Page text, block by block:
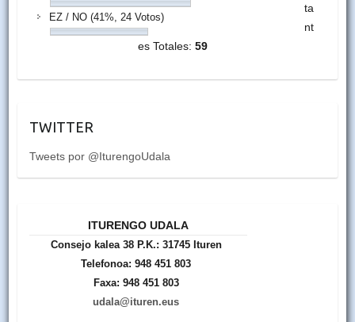
EZ / NO (41%, 24 Votos)
ta
nt
es Totales:59
TWITTER
Tweets por @IturengoUdala
ITURENGO UDALA
Consejo kalea 38 P.K.: 31745 Ituren
Telefonoa: 948 451 803
Faxa: 948 451 803
udala@ituren.eus